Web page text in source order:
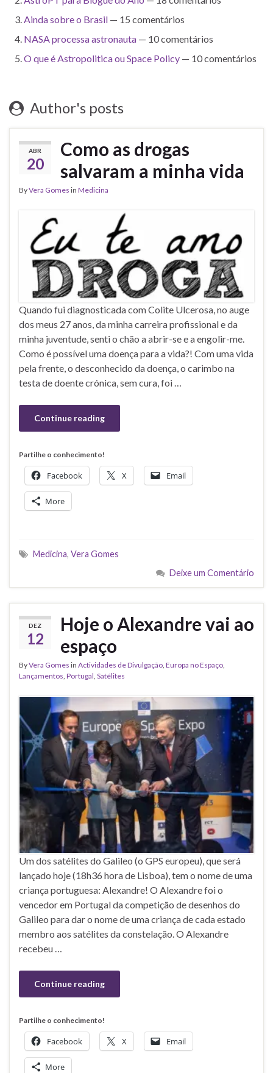
Ainda sobre o Brasil — 15 comentários
NASA processa astronauta — 10 comentários
O que é Astropolitica ou Space Policy — 10 comentários
Author's posts
ABR
20
Como as drogas
salvaram a minha vida
ByVera Gomes in Medicina
Quando fui diagnosticada com Colite Ulcerosa, no auge
dos meus 27 anos, da minha carreira profissional e da
minha juventude, senti o chão a abrir-se e a engolir-me.
Como é possível uma doença para a vida?! Com uma vida
pela frente, o desconhecido da doença, o carimbo na
testa de doente crónica, sem cura, foi …
Continue reading
Partilhe o conhecimento!
Facebook X Email
More
Medicina, Vera Gomes
Deixe um Comentário
DEZ
12
Hoje o Alexandre vai ao
espaço
ByVera Gomes in Actividades de Divulgação Europa no Espaço
Lançamentos Portugal Satélites
Um dos satélites do Galileo (o GPS europeu), que será
lançado hoje (18h36 hora de Lisboa), tem o nome de uma
criança portuguesa: Alexandre! O Alexandre foi o
vencedor em Portugal da competição de desenhos do
Galileo para dar o nome de uma criança de cada estado
membro aos satélites da constelação. O Alexandre
recebeu …
Continue reading
Partilhe o conhecimento!
Facebook X Email
More